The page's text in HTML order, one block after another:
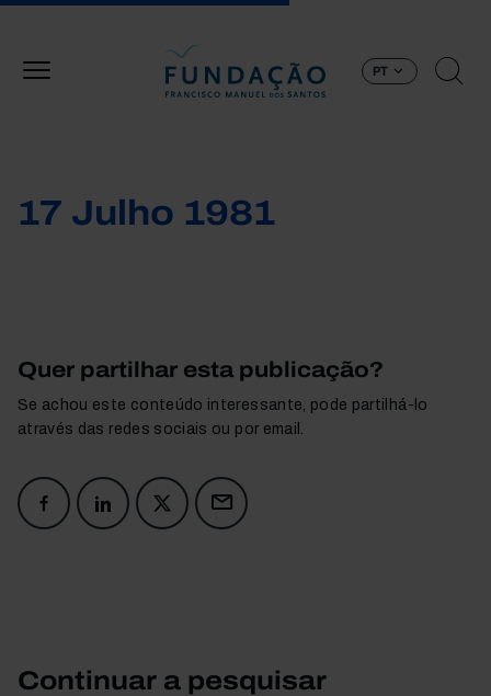
PT
17 Julho 1981
Quer partilhar esta publicação?
Se achou este conteúdo interessante, pode partilhá-lo
através das redes sociais ou por email.
Continuar a pesquisar